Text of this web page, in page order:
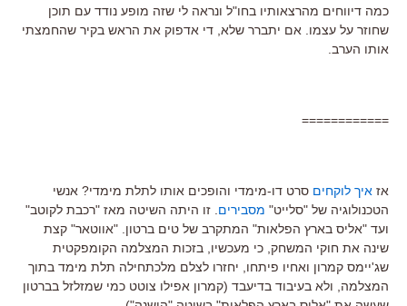
כמה דיווחים מהרצאותיו בחו"ל ונראה לי שזה מופע נודד עם תוכן
שחוזר על עצמו. אם יתברר שלא, די אדפוק את הראש בקיר שהחמצתי
אותו הערב.
============
אז איך לוקחים סרט דו-מימדי והופכים אותו לתלת מימדי? אנשי
הטכנולוגיה של "סלייט" מסבירים . זו היתה השיטה מאז "רכבת לקוטב"
ועד "אליס בארץ הפלאות" המתקרב של טים ברטון. "אווטאר" קצת
שינה את חוקי המשחק, כי מעכשיו, בזכות המצלמה הקומפקטית
שג'יימס קמרון ואחיו פיתחו, יחזרו לצלם מלכתחילה תלת מימד בתוך
המצלמה, ולא בעיבוד בדיעבד (קמרון אפילו צוטט כמי שמזלזל בברטון